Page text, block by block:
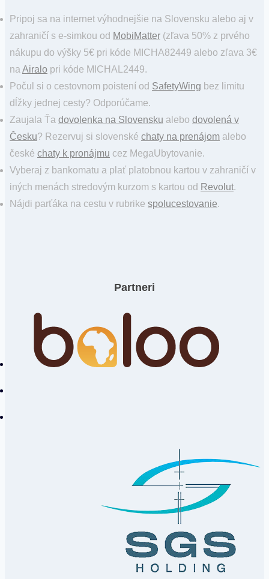
Pripoj sa na internet výhodnejšie na Slovensku alebo aj v
zahraničí s e-simkou od MobiMatter (zľava 50% z prvého
nákupu do výšky 5€ pri kóde MICHA82449 alebo zľava 3€
na Airalo pri kóde MICHAL2449.
Počul si o cestovnom poistení od SafetyWing bez limitu
dĺžky jednej cesty? Odporúčame.
Zaujala Ťa dovolenka na Slovensku alebo dovolená v
Česku? Rezervuj si slovenské chaty na prenájom alebo
české chaty k pronájmu cez MegaUbytovanie.
Vyberaj z bankomatu a plať platobnou kartou v zahraničí v
iných menách stredovým kurzom s kartou od Revolut.
Nájdi parťáka na cestu v rubrike spolucestovanie.
Partneri